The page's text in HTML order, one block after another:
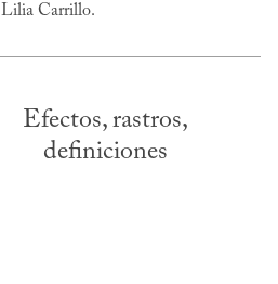
Lilia Carrillo.
Efectos, rastros,
definiciones